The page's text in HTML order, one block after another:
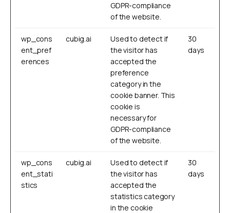
GDPR-compliance
of the website.
wp_cons
ent_pref
erences
cubig.ai
Used to detect if
the visitor has
accepted the
preference
category in the
cookie banner. This
cookie is
necessary for
GDPR-compliance
of the website.
30
days
wp_cons
ent_stati
stics
cubig.ai
Used to detect if
the visitor has
accepted the
statistics category
in the cookie
30
days